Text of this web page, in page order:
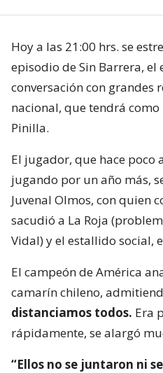
Hoy a las 21:00 hrs. se
episodio de Sin Barrera, el
conversación con grandes
nacional, que tendrá
Pinilla.
El jugador, que hace poco
jugando por un año más,
Juvenal Olmos, con quien
sacudió a La Roja
Vidal) y el estallido social,
El campeón de América
camarín chileno,
distanciamos todos. Era
rápidamente, se alargó
“Ellos no se juntaron ni